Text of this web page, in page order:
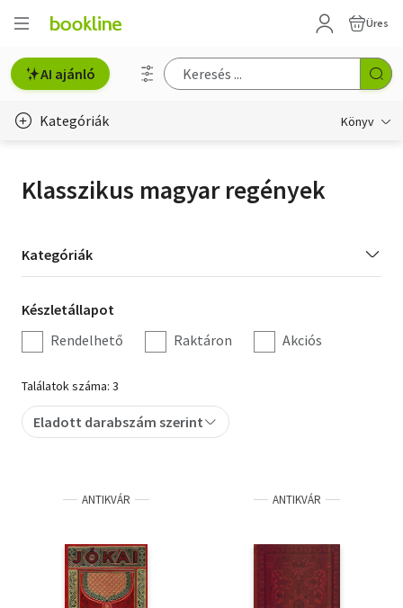
Üres
AI ajánló
Kategóriák Könyv
Erotika
Hobbi, szabadidő
Irodalom
Művészet
Szakkönyv
Szótár, nyelvkönyv
Természettudomány
Történelem
Klasszikus magyar regények
Kategória
szűrés
Kategóriák
Készletállapot
szűrés
Készletállapot
Rendelhető
Raktáron Akciós
Találatok száma: 3
Eladott darabszám szerint
ANTIKVÁR ANTIKVÁR